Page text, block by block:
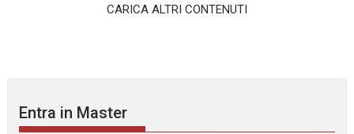
CARICA ALTRI CONTENUTI
Entra in Master